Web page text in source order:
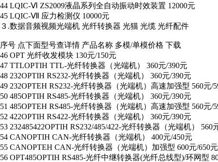
44 LQIC-Ⅵ ZS2009液晶系列全自动振动时效装置 12000元
45 LQIC-Ⅶ 应力检测仪 10000元
３.数据音频视频光端机 光纤转换器 光猫 光缆 光纤配件
序号 点下面型号查详情 产品名称 多模/单模价格 下载
46 OPT 光纤收发模块 130元/150元
47 TTLOPTIH TTL-光纤转换器（光端机） 360元/390元
48 232OPTIH RS232-光纤转换器（光端机） 360元/390元
49 232OPTEH RS232-光纤转换器（光端机）高速加强型 560元/
50 485OPTIH RS485-光纤转换器（光端机） 360元/390元
51 485OPTEH RS485-光纤转换器（光端机）高速加强型 560元/
52 422OPTIH RS422-光纤转换器（光端机） 360元/390元
53 232485422OPTIH RS232/485/422-光纤转换器（光端机） 560
54 CANOPTIH CAN-光纤转换器（光端机） 400元/450元
55 CANOPTEH CAN-光纤转换器（光端机）加强型 600元/650元
56 OPT485OPTIH RS485-光纤中继转换器(光纤总线型)/环网型